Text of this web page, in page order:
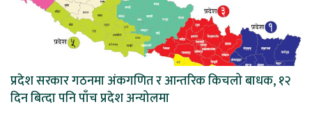
प्रदेश सरकार गठनमा अंकगणित र आन्तरिक किचलो बाधक, १२
दिन बित्दा पनि पाँच प्रदेश अन्योलमा